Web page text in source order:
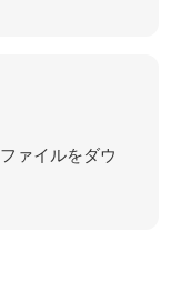
ァイルをダウ